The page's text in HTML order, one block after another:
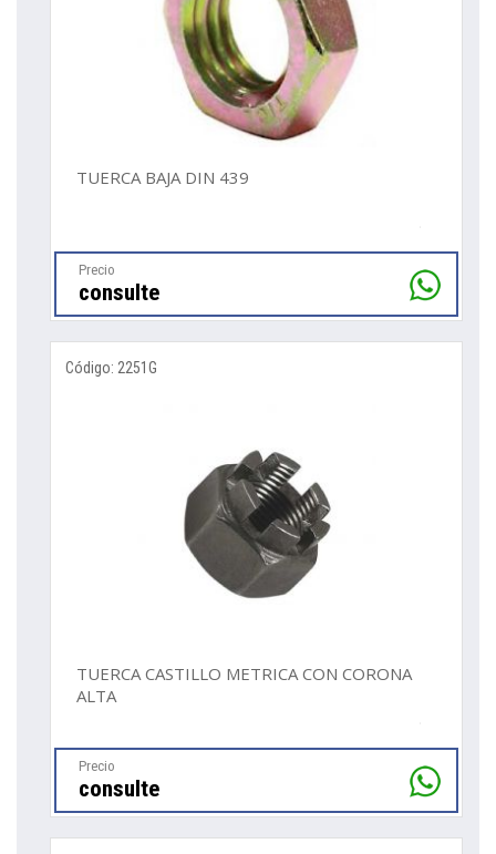
TUERCA BAJA DIN 439
Precio
consulte
Código: 2251G
TUERCA CASTILLO METRICA CON CORONA
ALTA
Precio
consulte